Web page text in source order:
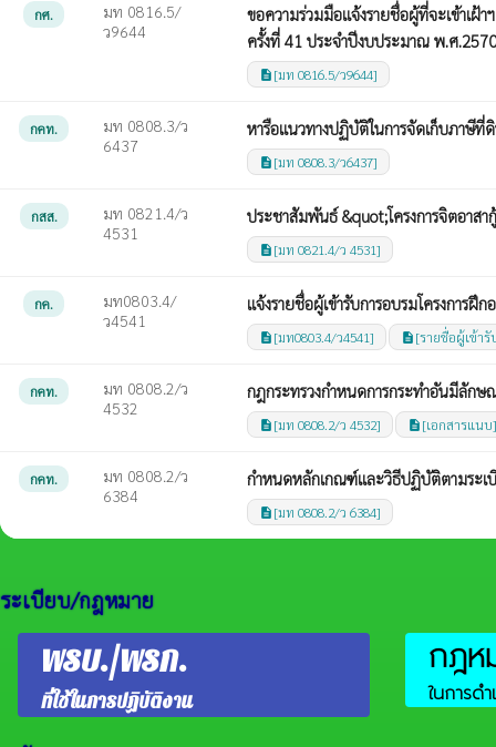
กศ.
มท 0816.5/
ว9644
ขอความร่วมมือแจ้งรายชื่อผู้ที่จะเข้าเฝ้
ครั้งที่ 41 ประจำปีงบประมาณ พ.ศ.2570
description [มท 0816.5/ว9644]
กคท.
มท 0808.3/ว
6437
หารือแนวทางปฏิบัติในการจัดเก็บภาษีที่
description [มท 0808.3/ว6437]
กสส.
มท 0821.4/ว
4531
ประชาสัมพันธ์ &quot;โครงการจิตอาส
description [มท 0821.4/ว 4531]
กค.
มท0803.4/
ว4541
แจ้งรายชื่อผู้เข้ารับการอบรมโครงการ
description [มท0803.4/ว4541] description [รายชื่อผู้เข้ารั
กคท.
มท 0808.2/ว
4532
กฎกระทรวงกำหนดการกระทำอันมีลักษ
description [มท 0808.2/ว 4532] description [เอกสารแนบ]
กคท.
มท 0808.2/ว
6384
กำหนดหลักเกณฑ์และวิธีปฏิบัติตามระเ
description [มท 0808.2/ว 6384]
ระเบียบ/กฎหมาย
พรบ./พรก.
ที่ใช้ในการปฏิบัติงาน
กฎห
ในการด